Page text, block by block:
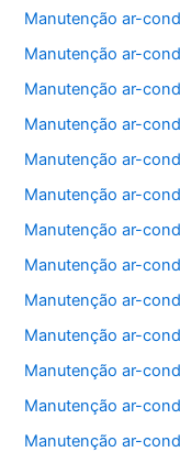
Manutenção ar-
Manutenção ar-
Manutenção ar-
Manutenção ar-
Manutenção ar-
Manutenção ar-
Manutenção ar-
Manutenção ar-
Manutenção ar-
Manutenção ar-
Manutenção ar-
Manutenção ar-
Manutenção ar-